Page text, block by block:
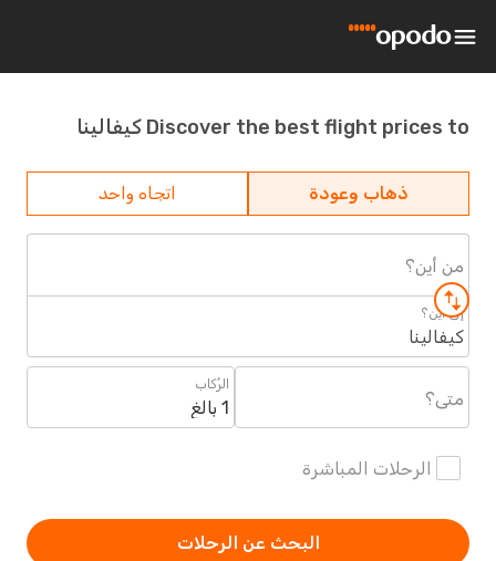
Discover the best flight prices to كيفالينا
ذهاب وعودة اتجاه واحد
من أين؟
إلى أين؟
كيفالينا
متى؟
الرُكاب
1 بالغ
الرحلات المباشرة
البحث عن الرحلات